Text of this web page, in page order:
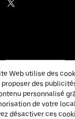
Inc.
Web utilise des
proposer des
personnalisé
de votre
désactiver ces